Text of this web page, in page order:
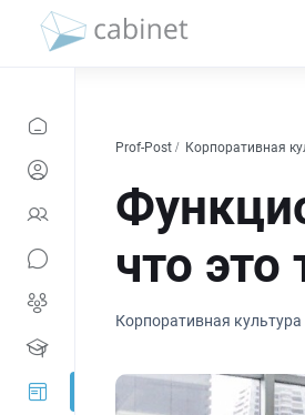
Prof-Post Корпоративная
что это
Корпоративная